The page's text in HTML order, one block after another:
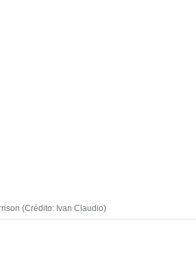
(Crédito: Ivan Claudio)